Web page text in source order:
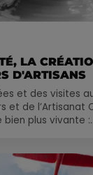
LA
D'ARTISANS
et des visites
et de l’Artisanat
plus vivante